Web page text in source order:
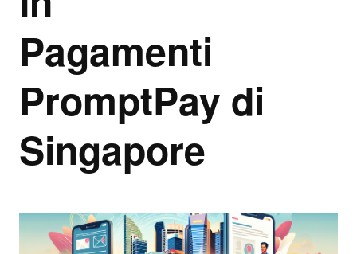
Pagamenti
PromptPay di
Singapore